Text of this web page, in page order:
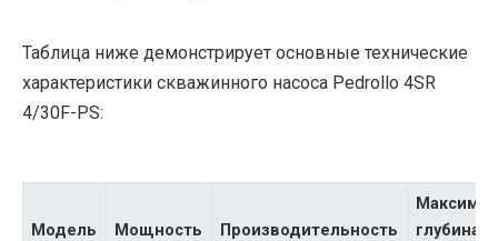
Таблица ниже демонстрирует основные технические
характеристики скважинного насоса Pedrollo 4SR
4/30F-PS:
Модель Мощность Производительность
глубина